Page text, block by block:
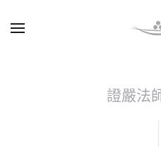
證嚴法